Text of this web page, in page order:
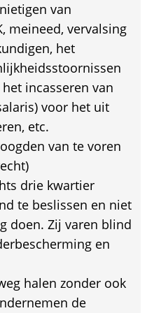
van
meineed, vervalsing
het
incasseren van
voor het uit
etc.
van te voren
drie kwartier
te beslissen en niet
doen. Zij varen blind
en
halen zonder ook
de